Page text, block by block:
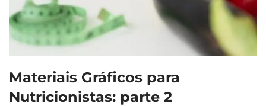
Materiais Gráficos para
Nutricionistas: parte 2